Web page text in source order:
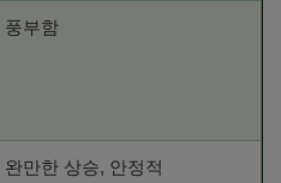
풍부함
완만한 상승, 안정적